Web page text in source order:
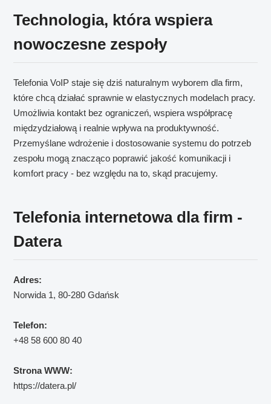
Technologia, która wspiera
nowoczesne zespoły
Telefonia VoIP staje się dziś naturalnym wyborem dla firm,
które chcą działać sprawnie w elastycznych modelach pracy.
Umożliwia kontakt bez ograniczeń, wspiera współpracę
międzydziałową i realnie wpływa na produktywność.
Przemyślane wdrożenie i dostosowanie systemu do potrzeb
zespołu mogą znacząco poprawić jakość komunikacji i
komfort pracy - bez względu na to, skąd pracujemy.
Telefonia internetowa dla firm -
Datera
Adres:
Norwida 1, 80-280 Gdańsk
Telefon:
+48 58 600 80 40
Strona WWW:
https://datera.pl/